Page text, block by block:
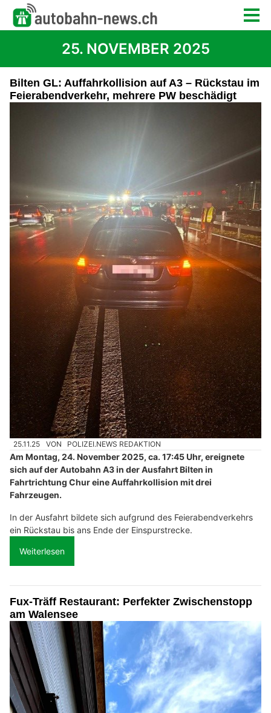
25. NOVEMBER 2025
Bilten GL: Auffahrkollision auf A3 – Rückstau im
Feierabendverkehr, mehrere PW beschädigt
25.11.25 VON POLIZEI.NEWS REDAKTION
Am Montag, 24. November 2025, ca. 17:45 Uhr, ereignete
sich auf der Autobahn A3 in der Ausfahrt Bilten in
Fahrtrichtung Chur eine Auffahrkollision mit drei
Fahrzeugen.
In der Ausfahrt bildete sich aufgrund des Feierabendverkehrs
ein Rückstau bis ans Ende der Einspurstrecke.
Weiterlesen
Fux-Träff Restaurant: Perfekter Zwischenstopp
am Walensee